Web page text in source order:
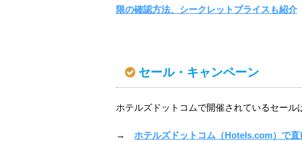
限の確認方法、シークレットプライスも紹介
セール・キャンペーン
ホテルズドットコムで開催されているセール
→ ホテルズドットコム（Hotels.com）で